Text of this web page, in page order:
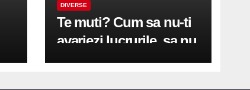
DIVERSE
Te muti? Cum sa nu-ti
avariezi lucrurile, sa nu
zgarii podeaua sau sa